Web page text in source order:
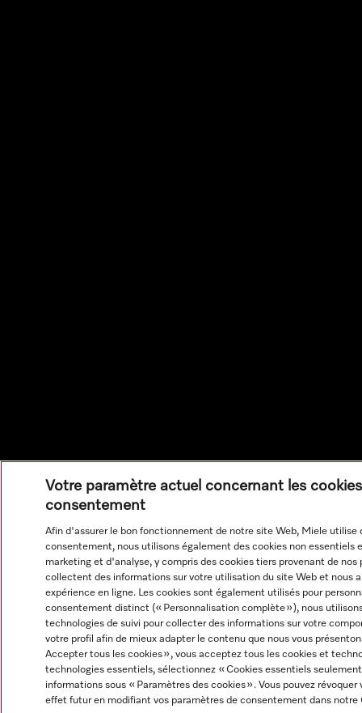
Votre paramètre actuel concernant les
consentement
Afin d'assurer le bon fonctionnement de notre site Web, Miele utilise
consentement, nous utilisons également des cookies non essentiels
marketing et d'analyse, y compris des cookies tiers provenant de
collectent des informations sur votre utilisation du site Web et nous
expérience en ligne. Les cookies sont également utilisés pour
consentement distinct (« Personnalisation complète »), nous
technologies de suivi pour collecter des informations sur votre
votre profil afin de mieux adapter le contenu que nous vous
Accepter tous les cookies », vous acceptez tous les cookies et
technologies essentiels, sélectionnez « Cookies essentiels
informations sous « Paramètres des cookies ». Vous pouvez
effet futur en modifiant vos paramètres de consentement dans notre